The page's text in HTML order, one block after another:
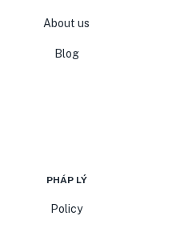
About us
Blog
PHÁP LÝ
Policy